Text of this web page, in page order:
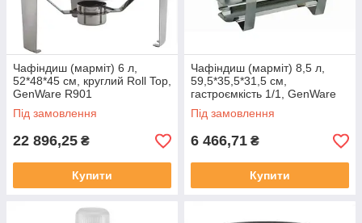
Чафіндиш (марміт) 6 л,
52*48*45 см, круглий Roll Top,
GenWare R901
Під замовлення
22 896,25 ₴
Купити
Чафіндиш (марміт) 8,5 л,
59,5*35,5*31,5 см,
гастроємкість 1/1, GenWare
11389PB
Під замовлення
6 466,71 ₴
Купити